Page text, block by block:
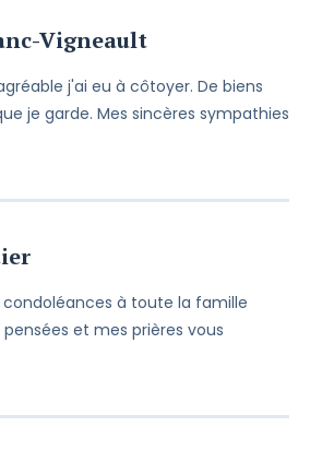
et croire en mes
sentiments.
Vigneault
j'ai eu à côtoyer. De biens
je garde. Mes sincères sympathies
condoléances à toute la famille
et mes prières vous